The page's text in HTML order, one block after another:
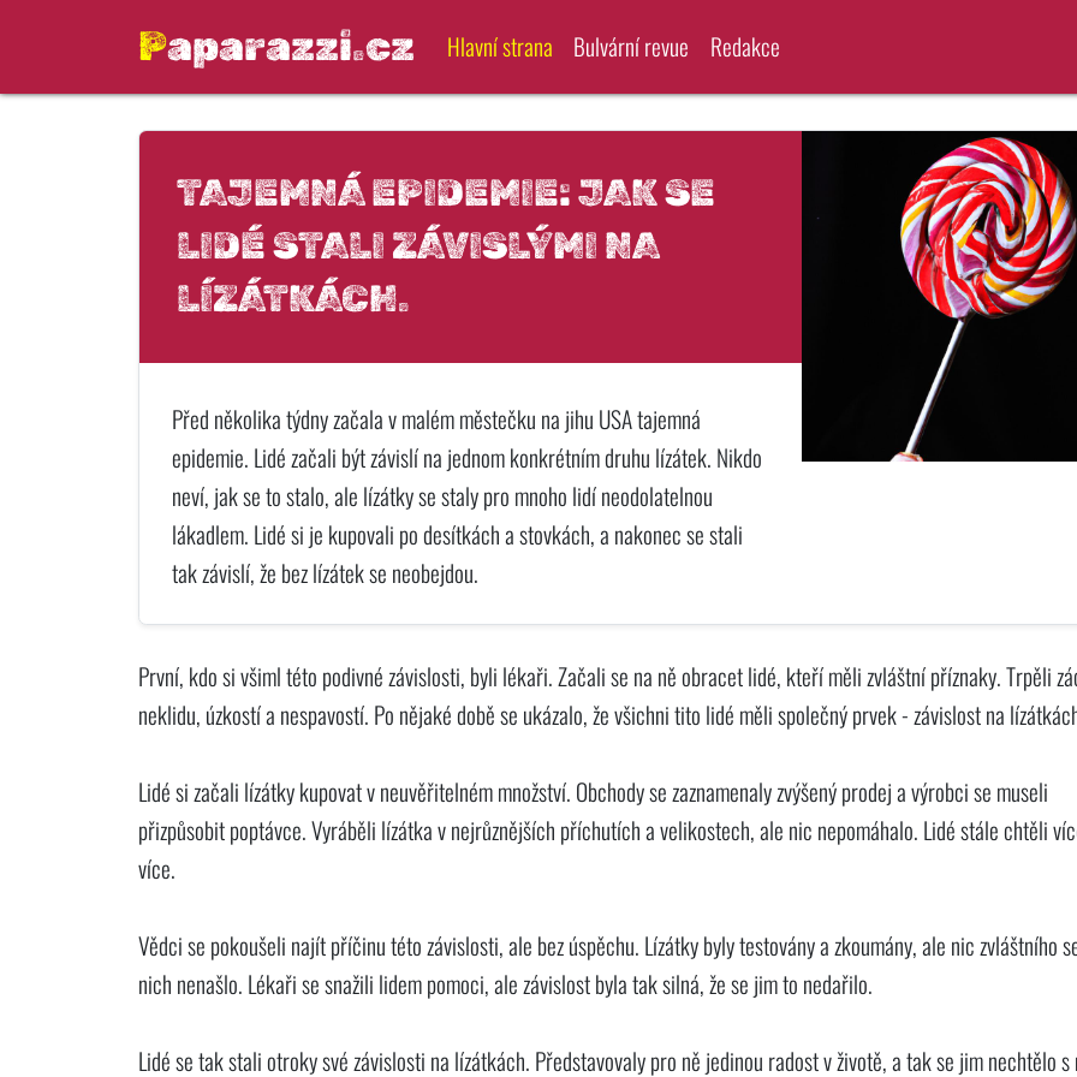
Paparazzi.cz Hlavní strana Bulvární revue Redakce
TAJEMNÁ EPIDEMIE: JAK SE
LIDÉ STALI ZÁVISLÝMI NA
LÍZÁTKÁCH.
Před několika týdny začala v malém městečku na jihu USA tajemná
epidemie. Lidé začali být závislí na jednom konkrétním druhu lízátek. Nikdo
neví, jak se to stalo, ale lízátky se staly pro mnoho lidí neodolatelnou
lákadlem. Lidé si je kupovali po desítkách a stovkách, a nakonec se stali
tak závislí, že bez lízátek se neobejdou.
První, kdo si všiml této podivné závislosti, byli lékaři. Začali se na ně obracet lidé, kteří měli zvláštní příznaky. Trpěli
neklidu, úzkostí a nespavostí. Po nějaké době se ukázalo, že všichni tito lidé měli společný prvek - závislost na
Lidé si začali lízátky kupovat v neuvěřitelném množství. Obchody se zaznamenaly zvýšený prodej a výrobci se museli
přizpůsobit poptávce. Vyráběli lízátka v nejrůznějších příchutích a velikostech, ale nic nepomáhalo. Lidé stále chtěli
více.
Vědci se pokoušeli najít příčinu této závislosti, ale bez úspěchu. Lízátky byly testovány a zkoumány, ale nic zvláštního
nich nenašlo. Lékaři se snažili lidem pomoci, ale závislost byla tak silná, že se jim to nedařilo.
Lidé se tak stali otroky své závislosti na lízátkách. Představovaly pro ně jedinou radost v životě, a tak se jim nechtělo